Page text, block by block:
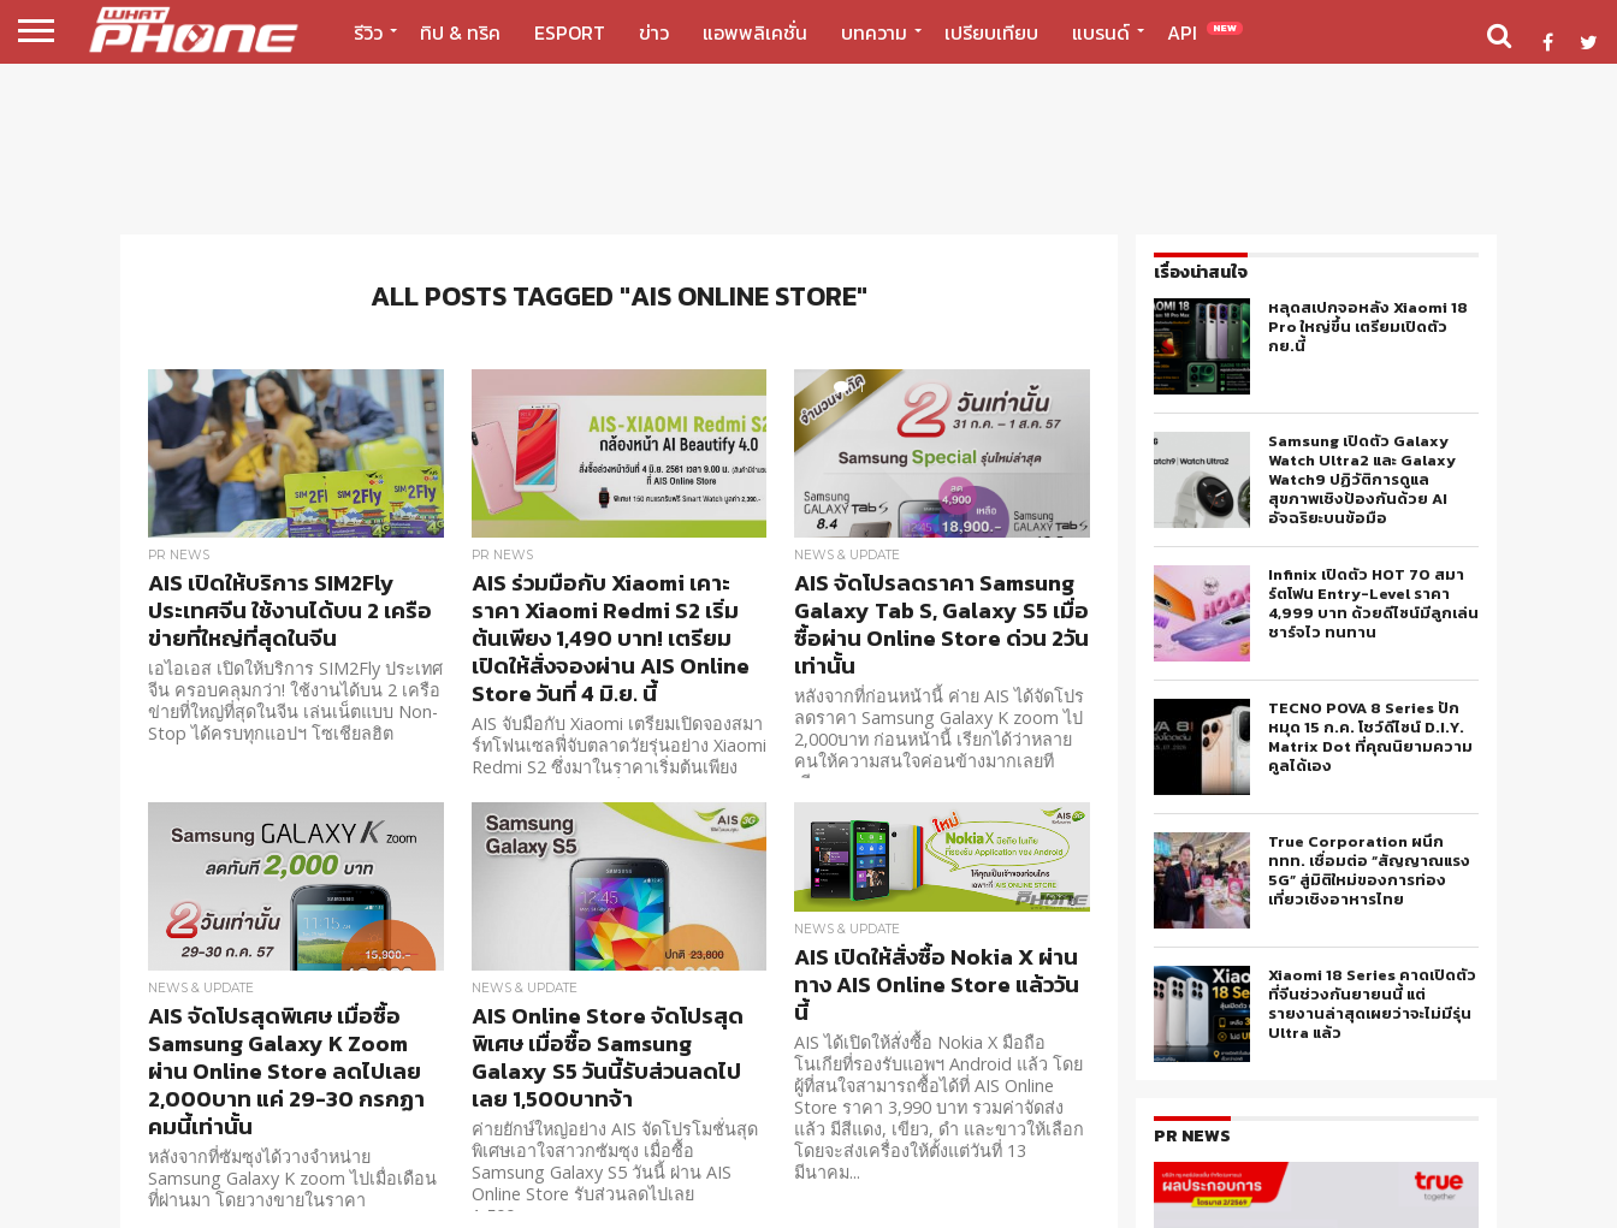
รีวิว ทิป & ทริค ESPORT ข่าว แอพพลิเคชั่น บทความ เปรียบเทียบ แบรนด์ API NEW
ALL POSTS TAGGED "AIS ONLINE STORE"
PR NEWS
AIS เปิดให้บริการ SIM2Fly
ประเทศจีน ใช้งานได้บน 2 เครือ
ข่ายที่ใหญ่ที่สุดในจีน
เอไอเอส เปิดให้บริการ SIM2Fly ประเทศ
จีน ครอบคลุมกว่า! ใช้งานได้บน 2 เครือ
ข่ายที่ใหญ่ที่สุดในจีน เล่นเน็ตแบบ Non-
Stop ได้ครบทุกแอปฯ โซเชียลฮิต
PR NEWS
AIS ร่วมมือกับ Xiaomi เคาะ
ราคา Xiaomi Redmi S2 เริ่ม
ต้นเพียง 1,490 บาท! เตรียม
เปิดให้สั่งจองผ่าน AIS Online
Store วันที่ 4 มิ.ย. นี้
AIS จับมือกับ Xiaomi เตรียมเปิดจองสมา
ร์ทโฟนเซลฟี่จับตลาดวัยรุ่นอย่าง Xiaomi
Redmi S2 ซึ่งมาในราคาเริ่มต้นเพียง
เว็บไซต์ AIS Online Store ในวันที่ 4 มิ.ย.
1
NEWS & UPDATE
AIS จัดโปรลดราคา Samsung
Galaxy Tab S, Galaxy S5 เมื่อ
ซื้อผ่าน Online Store ด่วน 2วัน
เท่านั้น
หลังจากที่ก่อนหน้านี้ ค่าย AIS ได้จัดโปร
ลดราคา Samsung Galaxy K zoom ไป
2,000บาท ก่อนหน้านี้ เรียกได้ว่าหลาย
คนให้ความสนใจค่อนข้างมากเลยที
เดียว
NEWS & UPDATE
AIS จัดโปรสุดพิเศษ เมื่อซื้อ
Samsung Galaxy K Zoom
ผ่าน Online Store ลดไปเลย
2,000บาท แค่ 29-30 กรกฏา
คมนี้เท่านั้น
หลังจากที่ซัมซุงได้วางจำหน่าย
Samsung Galaxy K zoom ไปเมื่อเดือน
ที่ผ่านมา โดยวางขายในราคา
NEWS & UPDATE
AIS Online Store จัดโปรสุด
พิเศษ เมื่อซื้อ Samsung
Galaxy S5 วันนี้รับส่วนลดไป
เลย 1,500บาทจ้า
ค่ายยักษ์ใหญ่อย่าง AIS จัดโปรโมชั่นสุด
พิเศษเอาใจสาวกซัมซุง เมื่อซื้อ
Samsung Galaxy S5 วันนี้ ผ่าน AIS
Online Store รับส่วนลดไปเลย
1,500บาท
NEWS & UPDATE
AIS เปิดให้สั่งซื้อ Nokia X ผ่าน
ทาง AIS Online Store แล้ววัน
นี้
AIS ได้เปิดให้สั่งซื้อ Nokia X มือถือ
โนเกียที่รองรับแอพฯ Android แล้ว โดย
ผู้ที่สนใจสามารถซื้อได้ที่ AIS Online
Store ราคา 3,990 บาท รวมค่าจัดส่ง
แล้ว มีสีแดง, เขียว, ดำ และขาวให้เลือก
โดยจะส่งเครื่องให้ตั้งแต่วันที่ 13
มีนาคม...
เรื่องน่าสนใจ
หลุดสเปกจอหลัง Xiaomi 18
Pro ใหญ่ขึ้น เตรียมเปิดตัว
กย.นี้
Samsung เปิดตัว Galaxy
Watch Ultra2 และ Galaxy
Watch9 ปฏิวัติการดูแล
สุขภาพเชิงป้องกันด้วย AI
อัจฉริยะบนข้อมือ
Infinix เปิดตัว HOT 70 สมา
ร์ตโฟน Entry-Level ราคา
4,999 บาท ด้วยดีไซน์มีลูกเล่น
ชาร์จไว ทนทาน
TECNO POVA 8 Series ปัก
หมุด 15 ก.ค. โชว์ดีไซน์ D.I.Y.
Matrix Dot ที่คุณนิยามความ
คูลได้เอง
True Corporation ผนึก
ททท. เชื่อมต่อ “สัญญาณแรง
5G” สู่มิติใหม่ของการท่อง
เที่ยวเชิงอาหารไทย
Xiaomi 18 Series คาดเปิดตัว
ที่จีนช่วงกันยายนนี้ แต่
รายงานล่าสุดเผยว่าจะไม่มีรุ่น
Ultra แล้ว
PR NEWS